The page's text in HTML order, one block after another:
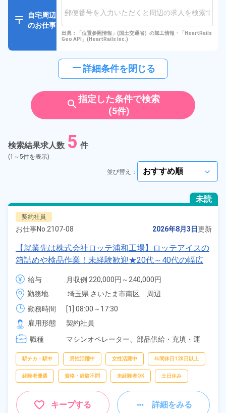
自宅周辺
のお仕事
出典：「位置参照情報」(国土交通省）の加工情報・「HeartRails
Geo API」(HeartRails Inc.)
horizontal_rule詳細条件を閉じる
search指定した条件で検索
(5件)
検索結果求人数 5 件
(1～5件を表示)
並び替え： arrow_forward_ios
未読
契約社員
お仕事No. 2107-08 2026年8月3日更新
【就業先は株式会社ロッテ浦和工場】ロッテアイスの
箱詰めや検品作業！未経験歓迎★20代～40代の幅広
い年齢の男女活躍中！1食120円～の激安食堂あり！
空調完備で働きやすい！正社員登用のチャンスあり
♪《埼玉県さいたま市南区》
給与
月収例 220,000円～240,000円
時給 1,300円～1,300円
勤務地
埼玉県 さいたま市南区　周辺
勤務時間
[1] 08:00～17:30
[2] 20:00～05:30
[3] 07:00～15:45
[4] 13:00～21:45
雇用形態
契約社員
職種
マシンオペレーター、 部品供給・充填・運
駅チカ・駅中 男性活躍中 女性活躍中 年間休日120日以上
経験者優遇 資格・経験不問 未経験者OK 土日休み
キープする 詳細をみる